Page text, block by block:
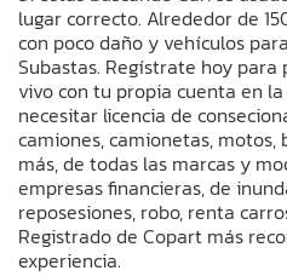
lugar correcto. Alrededor de
con poco daño y vehículos
Subastas. Regístrate hoy
vivo con tu propia cuenta en
necesitar licencia de
camiones, camionetas,
más, de todas las marcas y
empresas financieras, de
reposesiones, robo, renta
Registrado de Copart más
experiencia.